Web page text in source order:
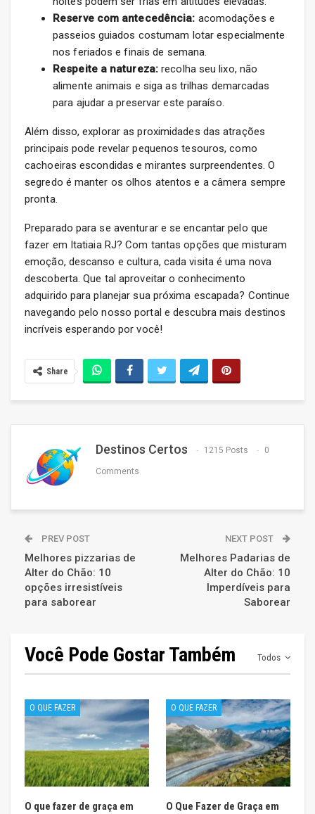
Reserve com antecedência: acomodações e
passeios guiados costumam lotar especialmente
nos feriados e finais de semana.
Respeite a natureza: recolha seu lixo, não
alimente animais e siga as trilhas demarcadas
para ajudar a preservar este paraíso.
Além disso, explorar as proximidades das atrações
principais pode revelar pequenos tesouros, como
cachoeiras escondidas e mirantes surpreendentes. O
segredo é manter os olhos atentos e a câmera sempre
pronta.
Preparado para se aventurar e se encantar pelo que
fazer em Itatiaia RJ? Com tantas opções que misturam
emoção, descanso e cultura, cada visita é uma nova
descoberta. Que tal aproveitar o conhecimento
adquirido para planejar sua próxima escapada? Continue
navegando pelo nosso portal e descubra mais destinos
incríveis esperando por você!
Share
Destinos Certos 1215 Posts 0
Comments
PREV POST
Melhores pizzarias de
Alter do Chão: 10
opções irresistíveis
para saborear
NEXT POST
Melhores Padarias de
Alter do Chão: 10
Imperdíveis para
Saborear
Todos
Você Pode Gostar Também
O QUE FAZER
O que fazer de graça em
O QUE FAZER
O Que Fazer de Graça em